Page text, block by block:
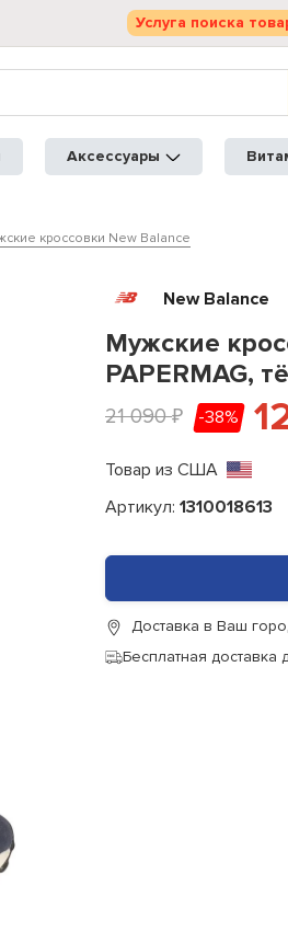
Услуга поиска
Аксессуары
кроссовки New Balance
New Balance
Мужские
PAPERMAG,
21 090₽ -38%
Товар из США
Артикул: 1310018613
Доставка в Ваш
Бесплатная